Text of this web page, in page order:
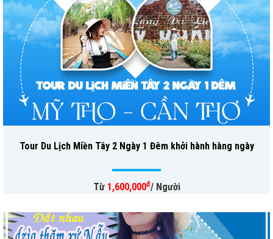
Tour Du Lịch Miền Tây 2 Ngày 1 Đêm khởi hành hàng ngày
Từ 1,600,000đ/ Người